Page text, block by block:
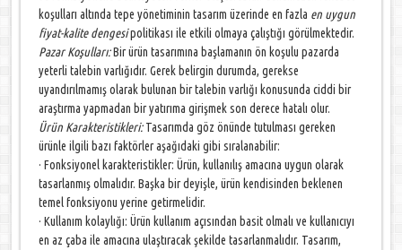
koşulları altında tepe yönetiminin tasarım üzerinde en fazla en uygun
fiyat-kalite dengesipolitikası ile etkili olmaya çalıştığı görülmektedir.
Pazar Koşulları:Bir ürün tasarımına başlamanın ön koşulu pazarda
yeterli talebin varlığıdır. Gerek belirgin durumda, gerekse
uyandırılmamış olarak bulunan bir talebin varlığı konusunda ciddi bir
araştırma yapmadan bir yatırıma girişmek son derece hatalı olur.
Ürün Karakteristikleri:Tasarımda göz önünde tutulması gereken
ürünle ilgili bazı faktörler aşağıdaki gibi sıralanabilir:
· Fonksiyonel karakteristikler: Ürün, kullanılış amacına uygun olarak
tasarlanmış olmalıdır. Başka bir deyişle, ürün kendisinden beklenen
temel fonksiyonu yerine getirmelidir.
· Kullanım kolaylığı: Ürün kullanım açısından basit olmalı ve kullanıcıyı
en az çaba ile amacına ulaştıracak şekilde tasarlanmalıdır. Tasarım,